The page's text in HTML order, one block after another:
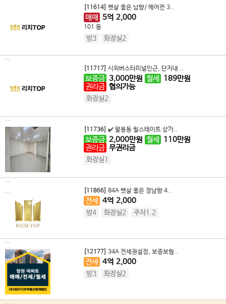
[11614] 햇살 좋은 남향/ 에어컨 3..
매매 5억 2,000
101 동
방3 화장실2
[11717] 시외버스터미널인근, 단지내 ..
보증금 3,000만원 월세 189만원
권리금 협의가능
화장실2
[11736] ✔️ 팔용동 힐스테이트 상가..
보증금 2,000만원 월세 110만원
권리금 무권리금
화장실1
[11866] 84A 햇살 좋은 정남향 4..
전세 4억 2,000
방4 화장실2 주차1.2
[12177] 34A 전세권설정, 보증보험..
전세 4억 2,000
방3 화장실2